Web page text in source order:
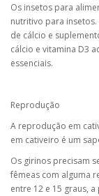
Os insetos para
nutritivo para
de cálcio e
cálcio e vitamina D3
essenciais.
Reprodução
A reprodução em
em cativeiro é um
Os girinos precisam
fêmeas com alguma
entre 12 e 15 graus,